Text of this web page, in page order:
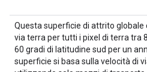
Questa superficie di attrito globale
via terra per tutti i pixel di terra tra
60 gradi di latitudine sud per un
superficie si basa sulla velocità di